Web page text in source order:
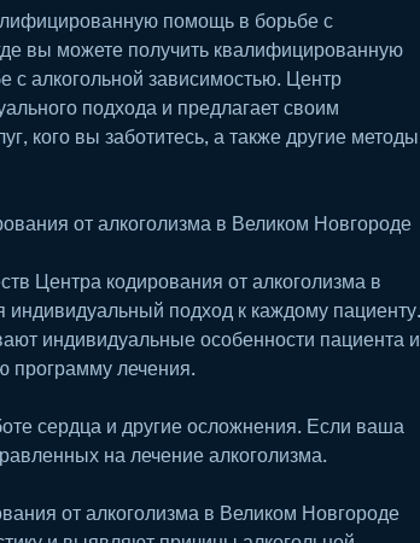
помощь в борьбе с
вы можете получить квалифицированную
с алкогольной зависимостью. Центр
подхода и предлагает своим
кого вы заботитесь, а также другие методы
от алкоголизма в Великом Новгороде
Центра кодирования от алкоголизма в
подход к каждому пациенту.
индивидуальные особенности пациента и
программу лечения.
сердца и другие осложнения. Если ваша
на лечение алкоголизма.
от алкоголизма в Великом Новгороде